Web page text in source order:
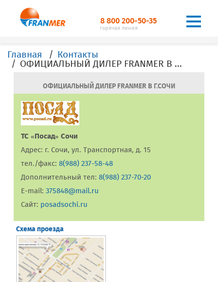
8 800 200-50-35
горячая линия
Главная
Контакты
ОФИЦИАЛЬНЫЙ ДИЛЕР FRANMER В Г. Сочи
ОФИЦИАЛЬНЫЙ ДИЛЕР FRANMER В Г.СОЧИ
ТС «Посад» Сочи
Адрес: г. Сочи, ул. Транспортная, д. 15
тел./факс: 8(988) 237-58-48
Дополнительный тел: 8(988) 237-70-20
E-mail: 375848@mail.ru
Сайт: posadsochi.ru
Схема проезда